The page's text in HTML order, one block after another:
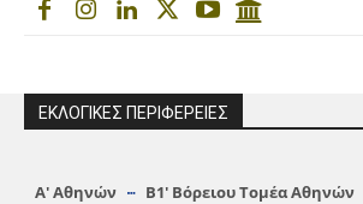
ΕΚΛΟΓΙΚΕΣ ΠΕΡΙΦΕΡΕΙΕΣ
Α′ Αθηνών Β1′ Βόρειου Τομέα Αθηνών